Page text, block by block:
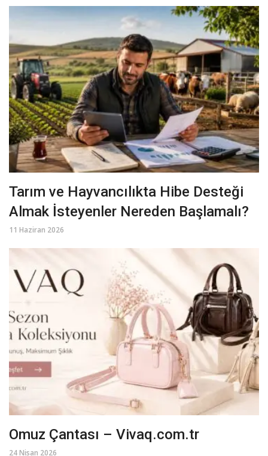
Tarım ve Hayvancılıkta Hibe Desteği
Almak İsteyenler Nereden Başlamalı?
11 Haziran 2026
Omuz Çantası – Vivaq.com.tr
24 Nisan 2026